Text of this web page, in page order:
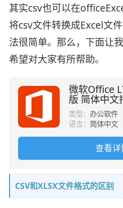
其实csv也可以在
将csv文件转换成Excel文
法很简单。那么，下面让
希望对大家有所帮助。
微软Office
版 简体中文
09月更新
类型：办公软件
语言： 简体中文
查看详
CSV和XLSX文件格式的区别